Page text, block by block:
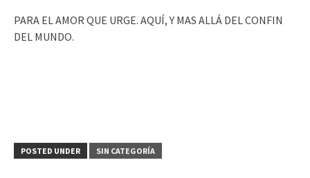
PARA EL AMOR QUE URGE. AQUÍ, Y MAS ALLÁ DEL CONFIN
DEL MUNDO.
POSTED UNDER SIN CATEGORÍA